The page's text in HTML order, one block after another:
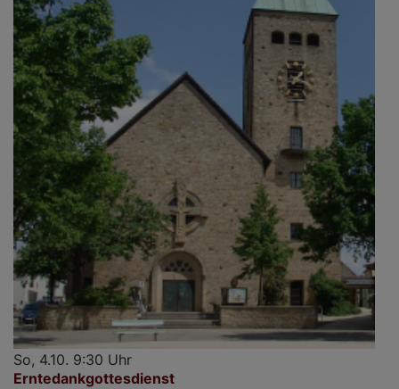
So, 4.10. 9:30 Uhr
Erntedankgottesdienst